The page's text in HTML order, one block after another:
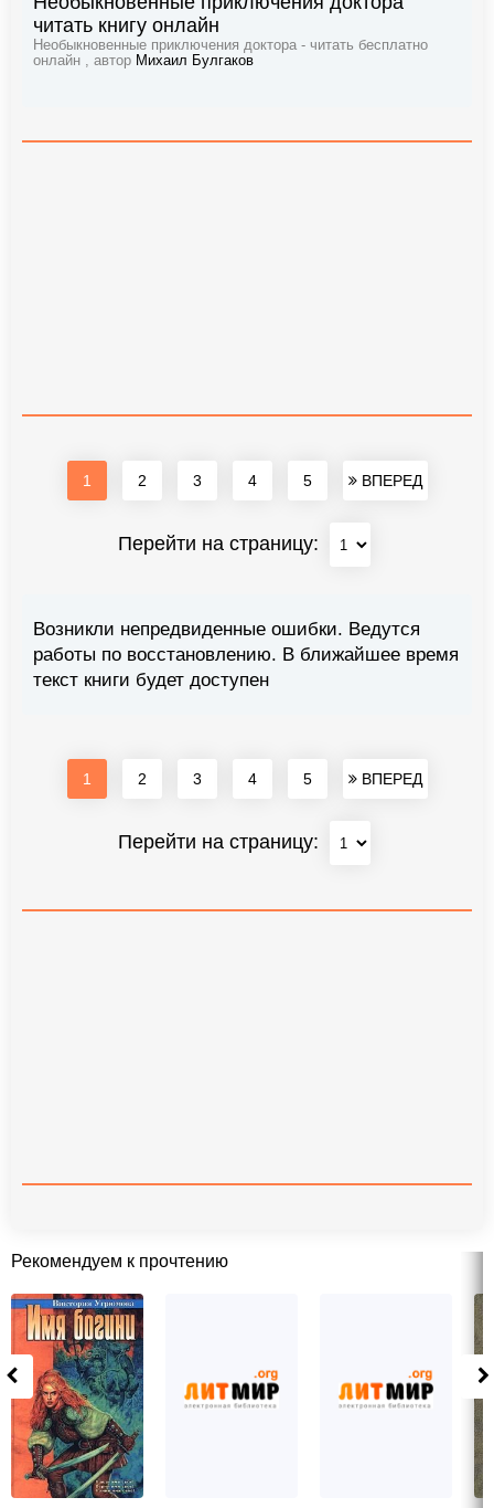
читать книгу онлайн
Необыкновенные приключения доктора - читать бесплатно
онлайн , автор Михаил Булгаков
1 2 3 4 5 ВПЕРЕД
Перейти на страницу:
Возникли непредвиденные ошибки. Ведутся
работы по восстановлению. В ближайшее время
текст книги будет доступен
1 2 3 4 5 ВПЕРЕД
Перейти на страницу:
Рекомендуем к прочтению